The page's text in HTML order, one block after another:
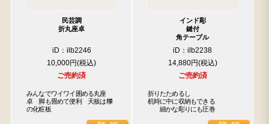
民芸調
折丸座卓
iD：ilb2246
10,000円
ご売約済
みんなでワイワイ囲める丸座
卓　脚も畳めて便利　天板は﨔
の化粧板
インド彫
鍵付
角テーブル
iD：ilb2238
14,880円
ご売約済
折りたためるし
机時に中に収納もできる
細かな彫りにも圧巻